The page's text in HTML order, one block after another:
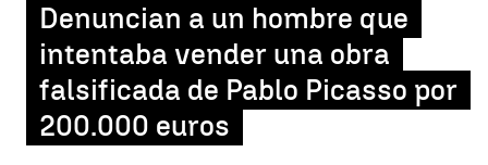
Denuncian a un hombre que
intentaba vender una obra
falsificada de Pablo Picasso por
200.000 euros